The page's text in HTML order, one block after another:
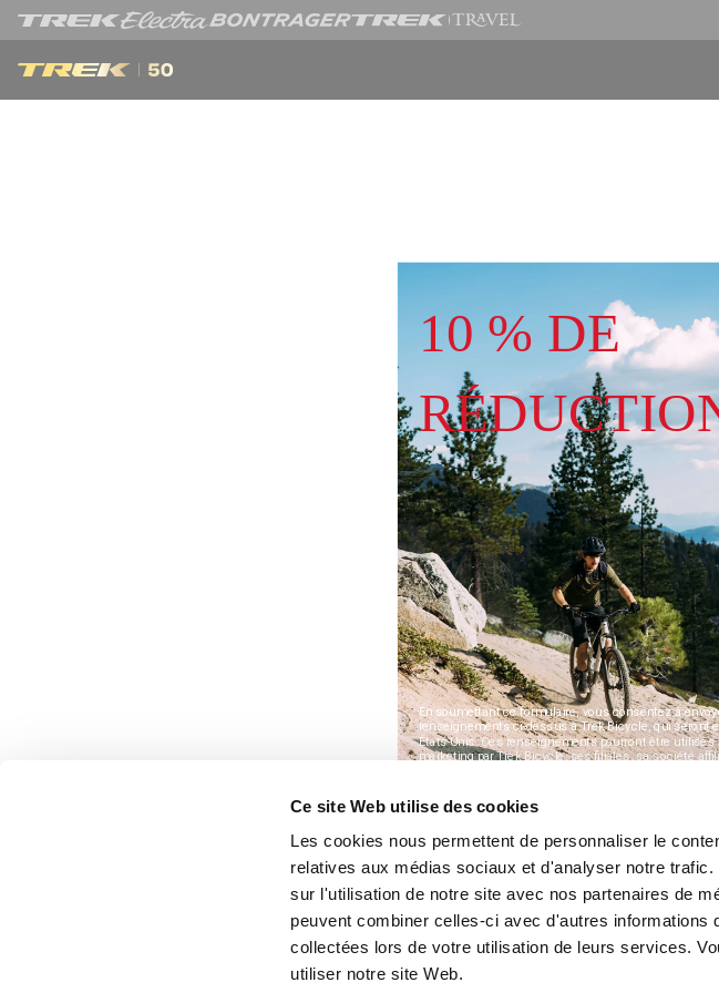
Ce site Web utilise des cookies
Les cookies nous permettent de personnaliser le
relatives aux médias sociaux et d'analyser notre
sur l'utilisation de notre site avec nos partenaires de
peuvent combiner celles-ci avec d'autres informations
collectées lors de votre utilisation de leurs services.
utiliser notre site Web.